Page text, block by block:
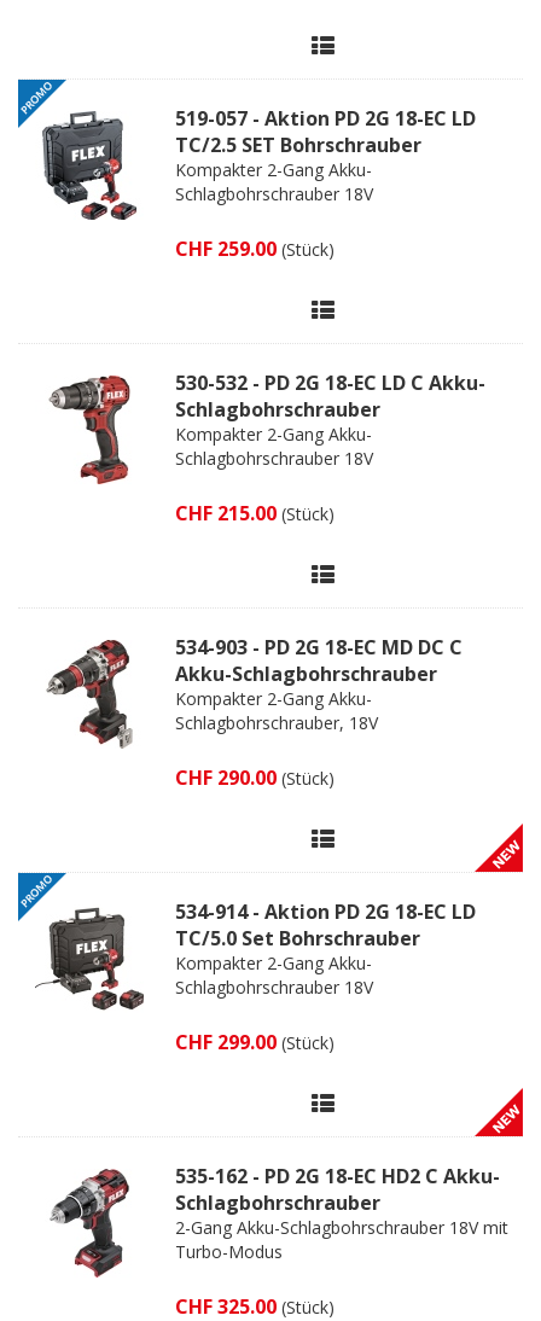
519-057 - Aktion PD 2G 18-EC LD
TC/2.5 SET Bohrschrauber
Kompakter 2-Gang Akku-
Schlagbohrschrauber 18V
CHF 259.00 (Stück)
530-532 - PD 2G 18-EC LD C Akku-
Schlagbohrschrauber
Kompakter 2-Gang Akku-
Schlagbohrschrauber 18V
CHF 215.00 (Stück)
534-903 - PD 2G 18-EC MD DC C
Akku-Schlagbohrschrauber
Kompakter 2-Gang Akku-
Schlagbohrschrauber, 18V
CHF 290.00 (Stück)
534-914 - Aktion PD 2G 18-EC LD
TC/5.0 Set Bohrschrauber
Kompakter 2-Gang Akku-
Schlagbohrschrauber 18V
CHF 299.00 (Stück)
535-162 - PD 2G 18-EC HD2 C Akku-
Schlagbohrschrauber
2-Gang Akku-Schlagbohrschrauber 18V mit
Turbo-Modus
CHF 325.00 (Stück)